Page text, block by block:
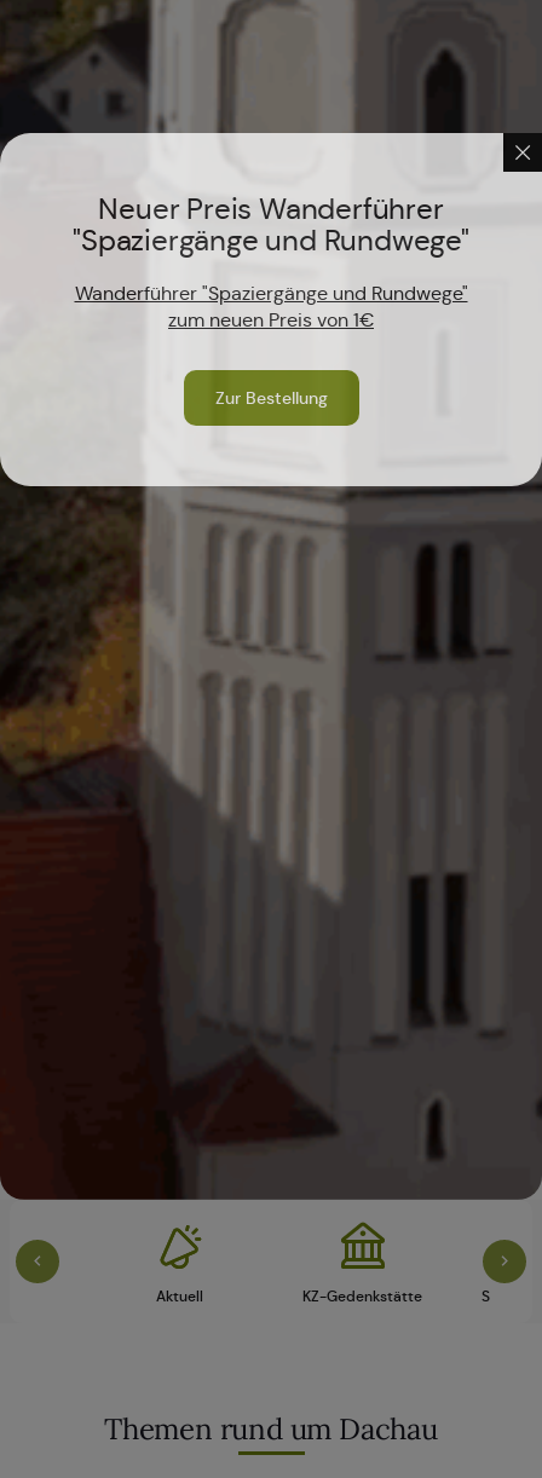
Aktuell KZ-Gedenkstätte Schloss
Themen rund um Dachau
Neuer Preis Wanderführer
"Spaziergänge und Rundwege"
Wanderführer "Spaziergänge und Rundwege"
zum neuen Preis von 1€
Zur Bestellung